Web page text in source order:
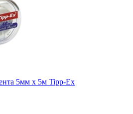
5мм х 5м Tipp-Ex